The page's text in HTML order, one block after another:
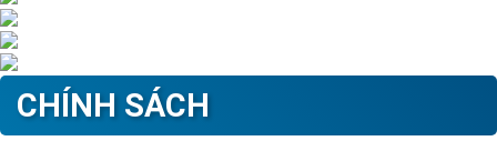
CHÍNH SÁCH